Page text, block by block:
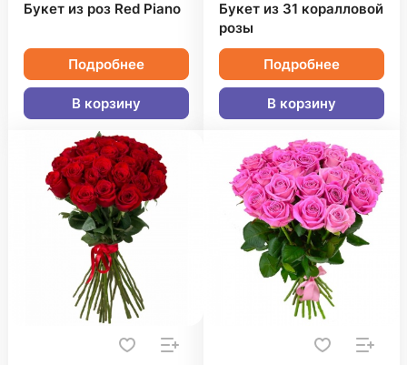
Букет из роз Red Piano
Подробнее
В корзину
Букет из 31 коралловой
розы
Подробнее
В корзину